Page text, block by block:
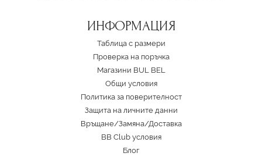
ИНФОРМАЦИЯ
Таблица с размери
Проверка на поръчка
Магазини BUL BEL
Oбщи условия
Политика за поверителност
Защита на личните данни
Връщане/Замяна/Доставка
BB Club условия
Блог